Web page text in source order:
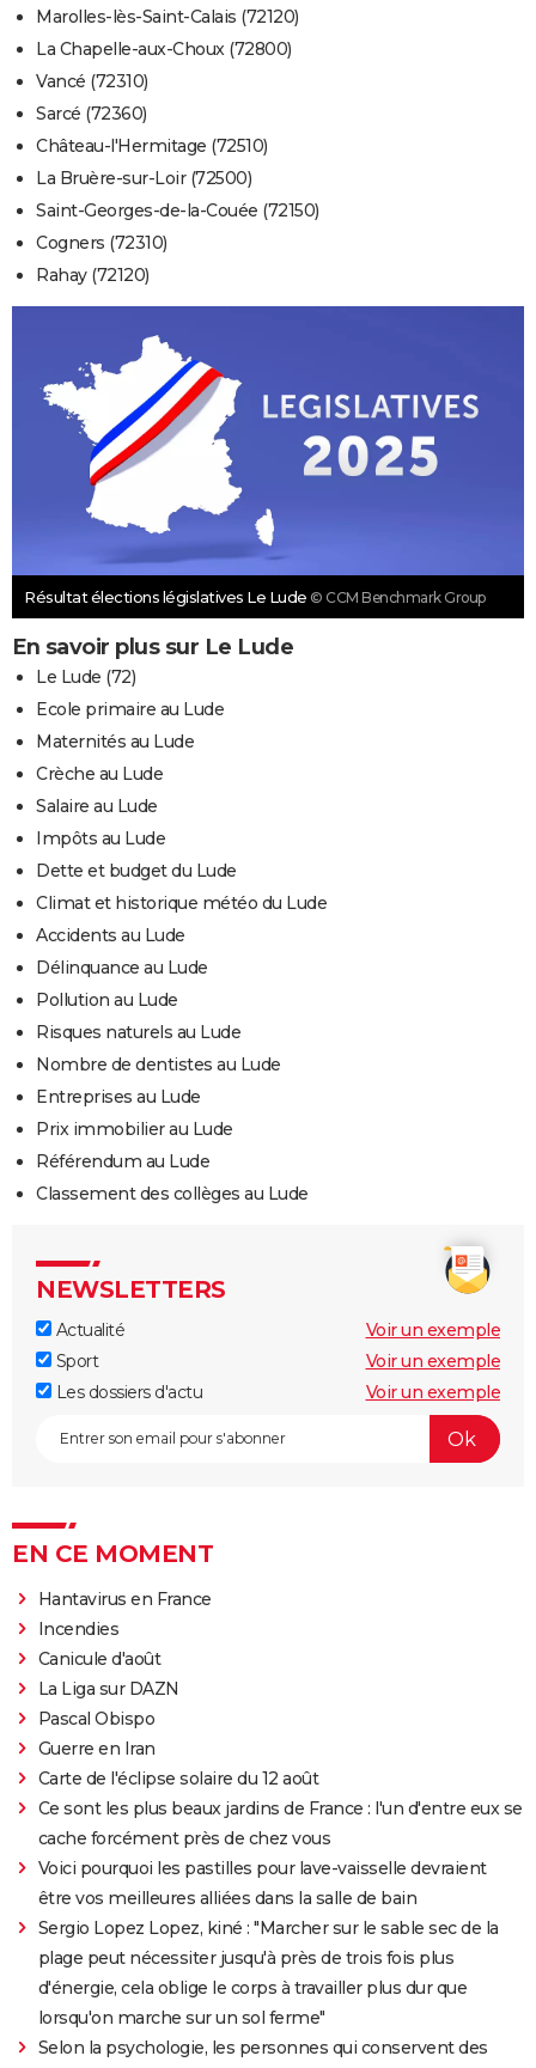
Marolles-lès-Saint-Calais (72120)
La Chapelle-aux-Choux (72800)
Vancé (72310)
Sarcé (72360)
Château-l'Hermitage (72510)
La Bruère-sur-Loir (72500)
Saint-Georges-de-la-Couée (72150)
Cogners (72310)
Rahay (72120)
Résultat élections législatives Le Lude © CCM Benchmark Group
En savoir plus sur Le Lude
Le Lude (72)
Ecole primaire au Lude
Maternités au Lude
Crèche au Lude
Salaire au Lude
Impôts au Lude
Dette et budget du Lude
Climat et historique météo du Lude
Accidents au Lude
Délinquance au Lude
Pollution au Lude
Risques naturels au Lude
Nombre de dentistes au Lude
Entreprises au Lude
Prix immobilier au Lude
Référendum au Lude
Classement des collèges au Lude
NEWSLETTERS
Actualité
Voir un exemple
Sport
Voir un exemple
Les dossiers d'actu
Voir un exemple
EN CE MOMENT
Hantavirus en France
Incendies
Canicule d'août
La Liga sur DAZN
Pascal Obispo
Guerre en Iran
Carte de l'éclipse solaire du 12 août
Ce sont les plus beaux jardins de France : l'un d'entre eux se
cache forcément près de chez vous
Voici pourquoi les pastilles pour lave-vaisselle devraient
être vos meilleures alliées dans la salle de bain
Sergio Lopez Lopez, kiné : "Marcher sur le sable sec de la
plage peut nécessiter jusqu'à près de trois fois plus
d'énergie, cela oblige le corps à travailler plus dur que
lorsqu'on marche sur un sol ferme"
Selon la psychologie, les personnes qui conservent des